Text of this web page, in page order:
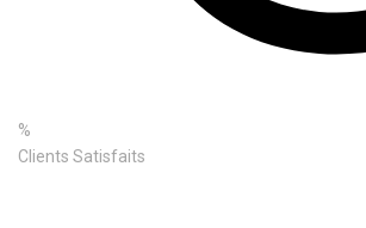
%
Clients Satisfaits